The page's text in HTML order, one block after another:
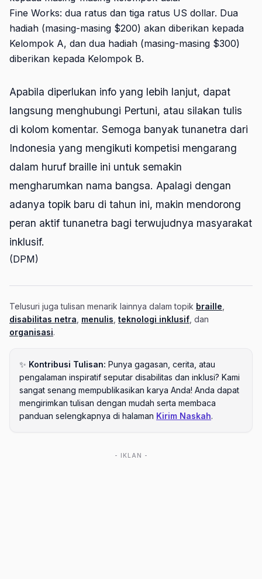
Fine Works: dua ratus dan tiga ratus US dollar. Dua
hadiah (masing-masing $200) akan diberikan kepada
Kelompok A, dan dua hadiah (masing-masing $300)
diberikan kepada Kelompok B.
Apabila diperlukan info yang lebih lanjut, dapat
langsung menghubungi Pertuni, atau silakan tulis
di kolom komentar. Semoga banyak tunanetra dari
Indonesia yang mengikuti kompetisi mengarang
dalam huruf braille ini untuk semakin
mengharumkan nama bangsa. Apalagi dengan
adanya topik baru di tahun ini, makin mendorong
peran aktif tunanetra bagi terwujudnya masyarakat
inklusif.
(DPM)
Telusuri juga tulisan menarik lainnya dalam topik braille
disabilitas netra menulis teknologi inklusif , dan
organisasi.
✨ Kontribusi Tulisan: Punya gagasan, cerita, atau
pengalaman inspiratif seputar disabilitas dan inklusi? Kami
sangat senang mempublikasikan karya Anda! Anda dapat
mengirimkan tulisan dengan mudah serta membaca
panduan selengkapnya di halaman Kirim Naskah.
- IKLAN -